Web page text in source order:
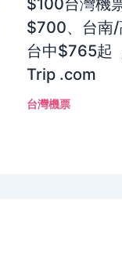
$100台灣機
$700、台南/
台中$765起
Trip .com
台灣機票